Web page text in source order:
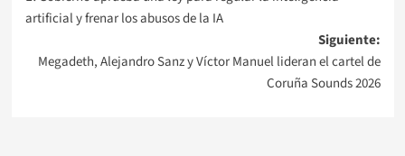
de
entradas
artificial y frenar los abusos de la IA
Siguiente:
Megadeth, Alejandro Sanz y Víctor Manuel lideran el cartel de
Coruña Sounds 2026